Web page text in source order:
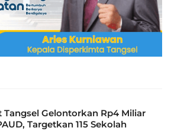
Tangsel Gelontorkan Rp4 Miliar
Targetkan 115 Sekolah